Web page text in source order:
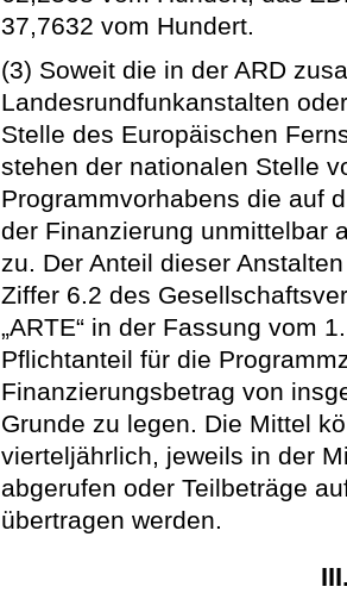
37,7632 vom Hundert.
(3) Soweit die in der ARD
Landesrundfunkanstalten
Stelle des Europäischen
stehen der nationalen Stelle
Programmvorhabens die auf
der Finanzierung unmittelbar
zu. Der Anteil dieser
Ziffer 6.2 des
„ARTE“ in der Fassung vom
Pflichtanteil für die
Finanzierungsbetrag von
Grunde zu legen. Die Mittel
vierteljährlich, jeweils in der
abgerufen oder Teilbeträge
übertragen werden.